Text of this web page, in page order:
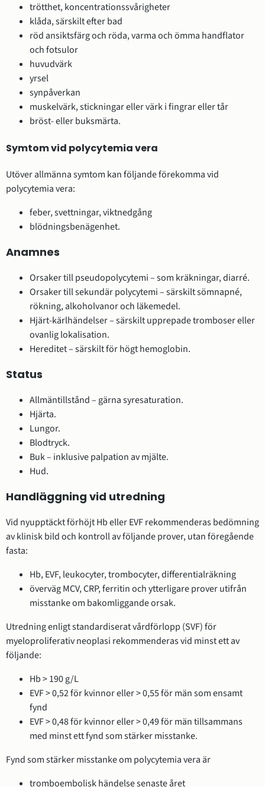
trötthet, koncentrationssvårigheter
klåda, särskilt efter bad
röd ansiktsfärg och röda, varma och ömma handflator
och fotsulor
huvudvärk
yrsel
synpåverkan
muskelvärk, stickningar eller värk i fingrar eller tår
bröst- eller buksmärta.
Symtom vid polycytemia vera
Utöver allmänna symtom kan följande förekomma vid
polycytemia vera:
feber, svettningar, viktnedgång
blödningsbenägenhet.
Anamnes
Orsaker till pseudopolycytemi – som kräkningar, diarré.
Orsaker till sekundär polycytemi – särskilt sömnapné,
rökning, alkoholvanor och läkemedel.
Hjärt-kärlhändelser – särskilt upprepade tromboser eller
ovanlig lokalisation.
Hereditet – särskilt för högt hemoglobin.
Status
Allmäntillstånd – gärna syresaturation.
Hjärta.
Lungor.
Blodtryck.
Buk – inklusive palpation av mjälte.
Hud.
Handläggning vid utredning
Vid nyupptäckt förhöjt Hb eller EVF rekommenderas bedömning
av klinisk bild och kontroll av följande prover, utan föregående
fasta:
Hb, EVF, leukocyter, trombocyter, differentialräkning
överväg MCV, CRP, ferritin och ytterligare prover utifrån
misstanke om bakomliggande orsak.
Utredning enligt standardiserat vårdförlopp (SVF) för
myeloproliferativ neoplasi rekommenderas vid minst ett av
följande:
Hb > 190 g/L
EVF > 0,52 för kvinnor eller > 0,55 för män som ensamt
fynd
EVF > 0,48 för kvinnor eller > 0,49 för män tillsammans
med minst ett fynd som stärker misstanke.
Fynd som stärker misstanke om polycytemia vera är
tromboembolisk händelse senaste året